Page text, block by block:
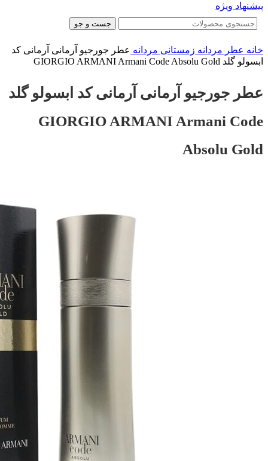
پیشنهاد ویژه
جست و جو
خانه عطر مردانه زمستانی مردانه عطر جورجیو آرمانی آرمانی کد
ابسولو گلد GIORGIO ARMANI Armani Code Absolu Gold
عطر جورجیو آرمانی آرمانی کد ابسولو گلد
GIORGIO ARMANI Armani Code
Absolu Gold